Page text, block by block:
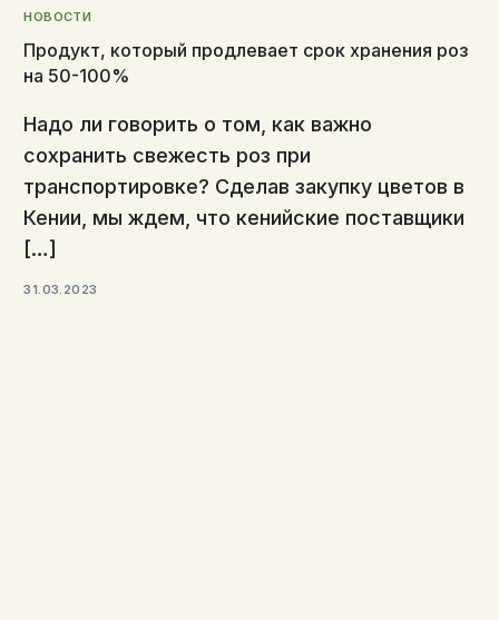
НОВОСТИ
Продукт, который продлевает срок хранения роз
на 50-100%
Надо ли говорить о том, как важно
сохранить свежесть роз при
транспортировке? Сделав закупку цветов в
Кении, мы ждем, что кенийские поставщики
[…]
31.03.2023